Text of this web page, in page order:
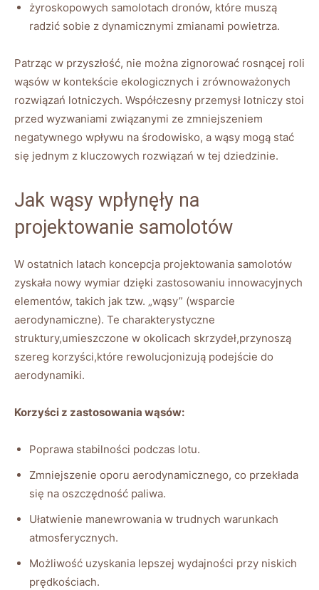
żyroskopowych samolotach ​dronów, które muszą
‍radzić sobie z dynamicznymi zmianami powietrza.
Patrząc w przyszłość, nie można ‌zignorować rosnącej roli
wąsów w kontekście ekologicznych i ‌zrównoważonych
rozwiązań lotniczych. Współczesny przemysł lotniczy stoi
przed wyzwaniami związanymi ze zmniejszeniem
negatywnego wpływu na środowisko, a wąsy mogą stać
się jednym z kluczowych rozwiązań w tej dziedzinie.
Jak wąsy wpłynęły na
projektowanie samolotów
W ostatnich latach koncepcja projektowania samolotów
zyskała nowy ⁣wymiar dzięki zastosowaniu innowacyjnych
elementów, takich jak tzw. ⁤„wąsy” (wsparcie
aerodynamiczne). Te⁣ charakterystyczne
struktury,umieszczone w okolicach skrzydeł,przynoszą
szereg korzyści,które rewolucjonizują podejście do
aerodynamiki.
Korzyści⁢ z zastosowania wąsów:
Poprawa stabilności podczas lotu.
Zmniejszenie oporu aerodynamicznego, co przekłada
się ​na oszczędność paliwa.
Ułatwienie manewrowania w trudnych warunkach
atmosferycznych.
Możliwość uzyskania lepszej wydajności przy niskich
prędkościach.